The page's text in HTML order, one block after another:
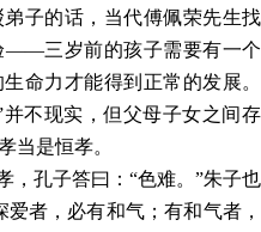
子的话，当代傅佩荣先生找
——三岁前的孩子需要有一个
命力才能得到正常的发展。
不现实，但父母子女之间存
当是恒孝。
，孔子答曰：“色难。”朱子也
者，必有和气；有和气者，